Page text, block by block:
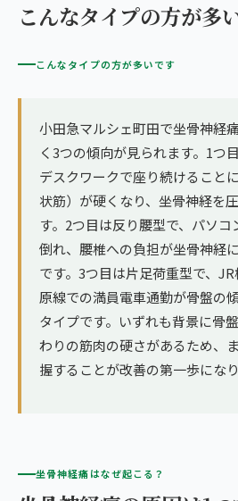
こんなタイプの方が多
こんなタイプの方が多いです
小田急マルシェ町田で坐骨神経
く3つの傾向が見られます。1つ
デスクワークで座り続けること
状筋）が硬くなり、坐骨神経を
す。2つ目は反り腰型で、パソ
倒れ、腰椎への負担が坐骨神経
です。3つ目は片足荷重型で、
原線での満員電車通勤が骨盤の
タイプです。いずれも背景に骨
わりの筋肉の硬さがあるため、
握することが改善の第一歩になり
坐骨神経痛はなぜ起こる？